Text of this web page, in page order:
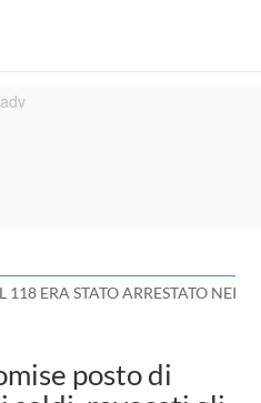
ERA STATO ARRESTATO NEI
posto di